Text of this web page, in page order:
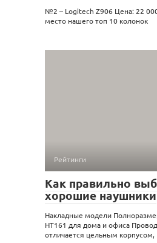
№2 – Logitech Z906 Цена: 22
место наше­го топ 10 коло­нок
Рейтинги
Как правильно
хорошие наушники
Накладные модели
HT161 для дома и офиса
отличается цельным корпусом,